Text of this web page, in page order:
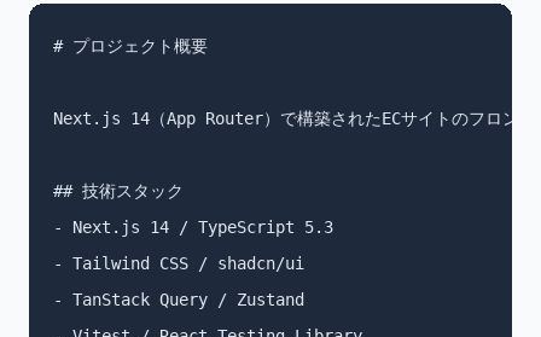
# プロジェクト概要
Next.js 14（App Router）で構築されたECサイトのフロント
## 技術スタック
- Next.js 14 / TypeScript 5.3
- Tailwind CSS / shadcn/ui
- TanStack Query / Zustand